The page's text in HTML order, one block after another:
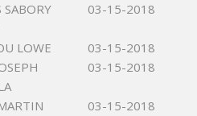
SABORY
03-15-2018
LOWE
03-15-2018
03-15-2018
03-15-2018